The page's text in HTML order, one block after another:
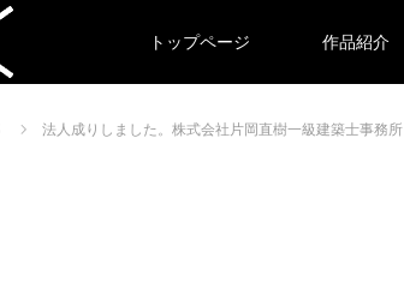
トップページ 作品紹介
法人成りしました。株式会社片岡直樹一級建築士事務所